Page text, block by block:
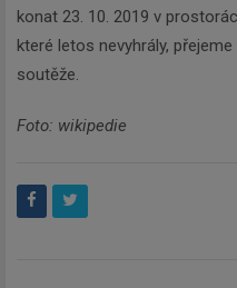
konat 23. 10. 2019 v
které letos nevyhrály,
soutěže.
Foto: wikipedie